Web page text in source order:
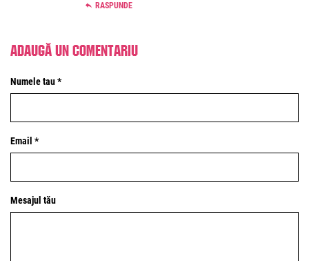
RASPUNDE
Adaugă un comentariu
Numele tau *
Email *
Mesajul tău